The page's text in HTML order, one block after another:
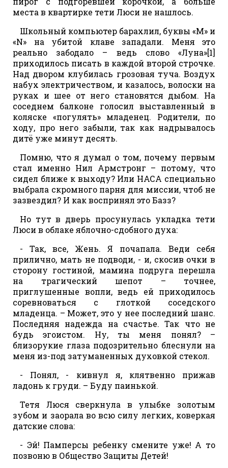
места в квартирке тети Люси не нашлось.
Школьный компьютер барахлил, буквы «M» и
«N» на убитой клаве западали. Меня это
реально забодало – ведь слово «Луна»[1]
приходилось писать в каждой второй строчке.
Над двором клубилась грозовая туча. Воздух
набух электричеством, и казалось, волоски на
руках и шее от него становятся дыбом. На
соседнем балконе голосил выставленный в
коляске «погулять» младенец. Родители, по
ходу, про него забыли, так как надрывалось
дитё уже минут десять.
Помню, что я думал о том, почему первым
стал именно Нил Армстронг – потому, что
сидел ближе к выходу? Или НАСА специально
выбрала скромного парня для миссии, чтоб не
зазвездил? И как воспринял это Базз?
Но тут в дверь просунулась укладка тети
Люси в облаке яблочно-сдобного духа:
- Так, все, Жень. Я почапала. Веди себя
прилично, мать не подводи, - и, скосив очки в
сторону гостиной, мамина подруга перешла
на трагический шепот – точнее,
приглушенные вопли, ведь ей приходилось
соревноваться с глоткой соседского
младенца. – Может, это у нее последний шанс.
Последняя надежда на счастье. Так что не
будь эгоистом. Ну, ты меня понял? –
близорукие глаза подозрительно блеснули на
меня из-под затуманенных духовкой стекол.
- Понял, - кивнул я, клятвенно прижав
ладонь к груди. – Буду паинькой.
Тетя Люся сверкнула в улыбке золотым
зубом и заорала во всю силу легких, коверкая
датские слова:
- Эй! Памперсы ребенку смените уже! А то
позвоню в Общество Защиты Детей!